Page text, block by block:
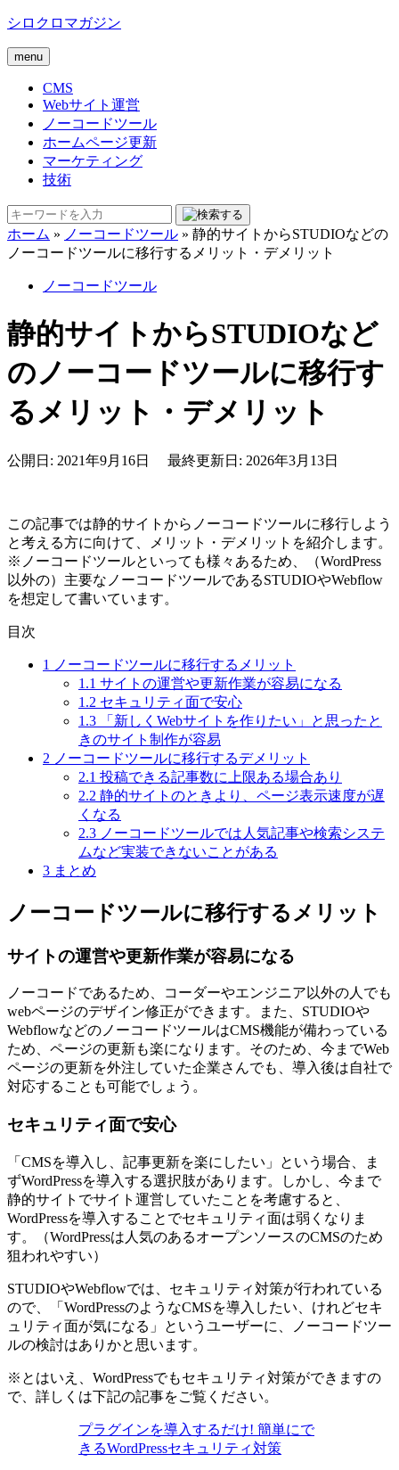
シロクロマガジン
menu
CMS
Webサイト運営
ノーコードツール
ホームページ更新
マーケティング
技術
ホーム » ノーコードツール » 静的サイトからSTUDIOなどの
ノーコードツールに移行するメリット・デメリット
ノーコードツール
静的サイトからSTUDIOなど
のノーコードツールに移行す
るメリット・デメリット
公開日: 2021年9月16日 最終更新日: 2026年3月13日
この記事では静的サイトからノーコードツールに移行しよう
と考える方に向けて、メリット・デメリットを紹介します。
※ノーコードツールといっても様々あるため、（WordPress
以外の）主要なノーコードツールであるSTUDIOやWebflow
を想定して書いています。
目次
1
ノーコードツールに移行するメリット
1.1 サイトの運営や更新作業が容易になる
1.2 セキュリティ面で安心
1.3 「新しくWebサイトを作りたい」と思ったと
きのサイト制作が容易
2 ノーコードツールに移行するデメリット
2.1 投稿できる記事数に上限ある場合あり
2.2 静的サイトのときより、ページ表示速度が遅
くなる
2.3 ノーコードツールでは人気記事や検索システ
ムなど実装できないことがある
3 まとめ
ノーコードツールに移行するメリット
サイトの運営や更新作業が容易になる
ノーコードであるため、コーダーやエンジニア以外の人でも
webページのデザイン修正ができます。また、STUDIOや
WebflowなどのノーコードツールはCMS機能が備わっている
ため、ページの更新も楽になります。そのため、今までWeb
ページの更新を外注していた企業さんでも、導入後は自社で
対応することも可能でしょう。
セキュリティ面で安心
「CMSを導入し、記事更新を楽にしたい」という場合、ま
ずWordPressを導入する選択肢があります。しかし、今まで
静的サイトでサイト運営していたことを考慮すると、
WordPressを導入することでセキュリティ面は弱くなりま
す。（WordPressは人気のあるオープンソースのCMSのため
狙われやすい）
STUDIOやWebflowでは、セキュリティ対策が行われている
ので、「WordPressのようなCMSを導入したい、けれどセキ
ュリティ面が気になる」というユーザーに、ノーコードツー
ルの検討はありかと思います。
※とはいえ、WordPressでもセキュリティ対策ができますの
で、詳しくは下記の記事をご覧ください。
プラグインを導入するだけ! 簡単にで
きるWordPressセキュリティ対策